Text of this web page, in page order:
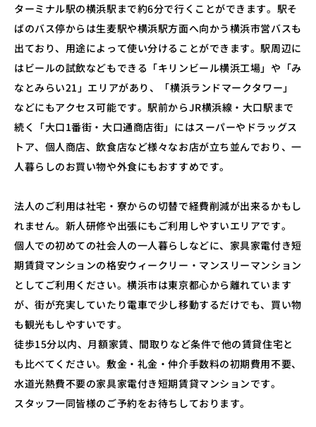
ターミナル駅の横浜駅まで約6分で行くことができます。駅そ
ばのバス停からは生麦駅や横浜駅方面へ向かう横浜市営バスも
出ており、用途によって使い分けることができます。駅周辺に
はビールの試飲などもできる「キリンビール横浜工場」や「み
なとみらい21」エリアがあり、「横浜ランドマークタワー」
などにもアクセス可能です。駅前からJR横浜線・大口駅まで
続く「大口1番街・大口通商店街」にはスーパーやドラッグス
トア、個人商店、飲食店など様々なお店が立ち並んでおり、一
人暮らしのお買い物や外食にもおすすめです。
法人のご利用は社宅・寮からの切替で経費削減が出来るかもし
れません。新人研修や出張にもご利用しやすいエリアです。
個人での初めての社会人の一人暮らしなどに、家具家電付き短
期賃貸マンションの格安ウィークリー・マンスリーマンション
としてご利用ください。横浜市は東京都心から離れています
が、街が充実していたり電車で少し移動するだけでも、買い物
も観光もしやすいです。
徒歩15分以内、月額家賃、間取りなど条件で他の賃貸住宅と
も比べてください。敷金・礼金・仲介手数料の初期費用不要、
水道光熱費不要の家具家電付き短期賃貸マンションです。
スタッフ一同皆様のご予約をお待ちしております。